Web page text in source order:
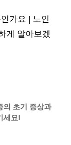
가요 | 노인
게 알아보겠
의 초기 증상과
세요!